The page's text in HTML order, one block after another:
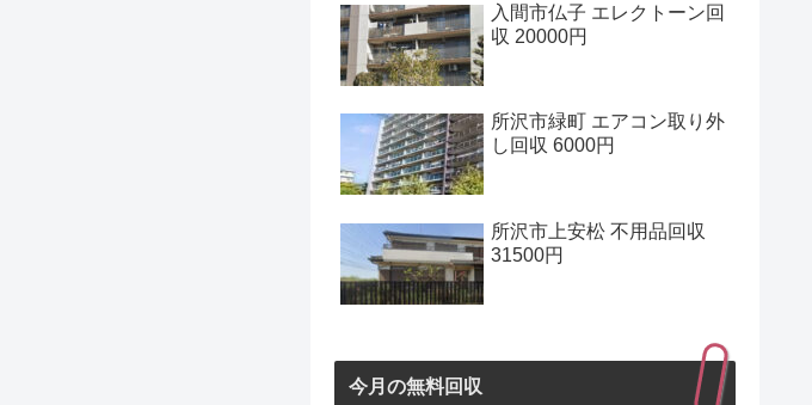
入間市仏子 エレクトーン回
収 20000円
所沢市緑町 エアコン取り外
し回収 6000円
所沢市上安松 不用品回収
31500円
今月の無料回収